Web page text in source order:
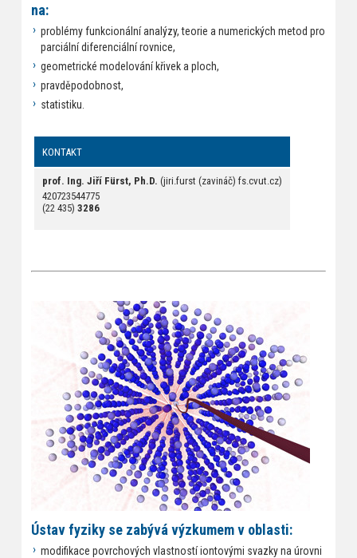
na:
problémy funkcionální analýzy, teorie a numerických metod pro
parciální diferenciální rovnice,
geometrické modelování křivek a ploch,
pravděpodobnost,
statistiku.
KONTAKT
prof. Ing. Jiří Fürst, Ph.D. (jiri.furst (zavináč) fs.cvut.cz)
420723544775
(22 435) 3286
Ústav fyziky se zabývá výzkumem v oblasti:
modifikace povrchových vlastností iontovými svazky na úrovni